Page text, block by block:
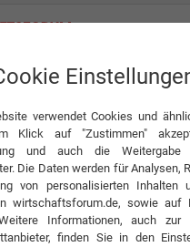
verwendet Cookies und
Klick auf "Zustimmen"
und auch die
Die Daten werden für Analysen,
von personalisierten Inhalten
wirtschaftsforum.de, sowie auf
Informationen, auch zur
finden Sie in den